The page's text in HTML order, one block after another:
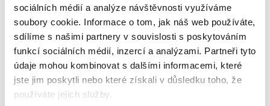
sociálních médií a analýze návštěvnosti využíváme
soubory cookie. Informace o tom, jak náš web používáte,
sdílíme s našimi partnery v souvislosti s poskytováním
funkcí sociálních médií, inzercí a analýzami. Partneři tyto
údaje mohou kombinovat s dalšími informacemi, které
jste jim poskytli nebo které získali v důsledku toho, že
používáte jejich služby.